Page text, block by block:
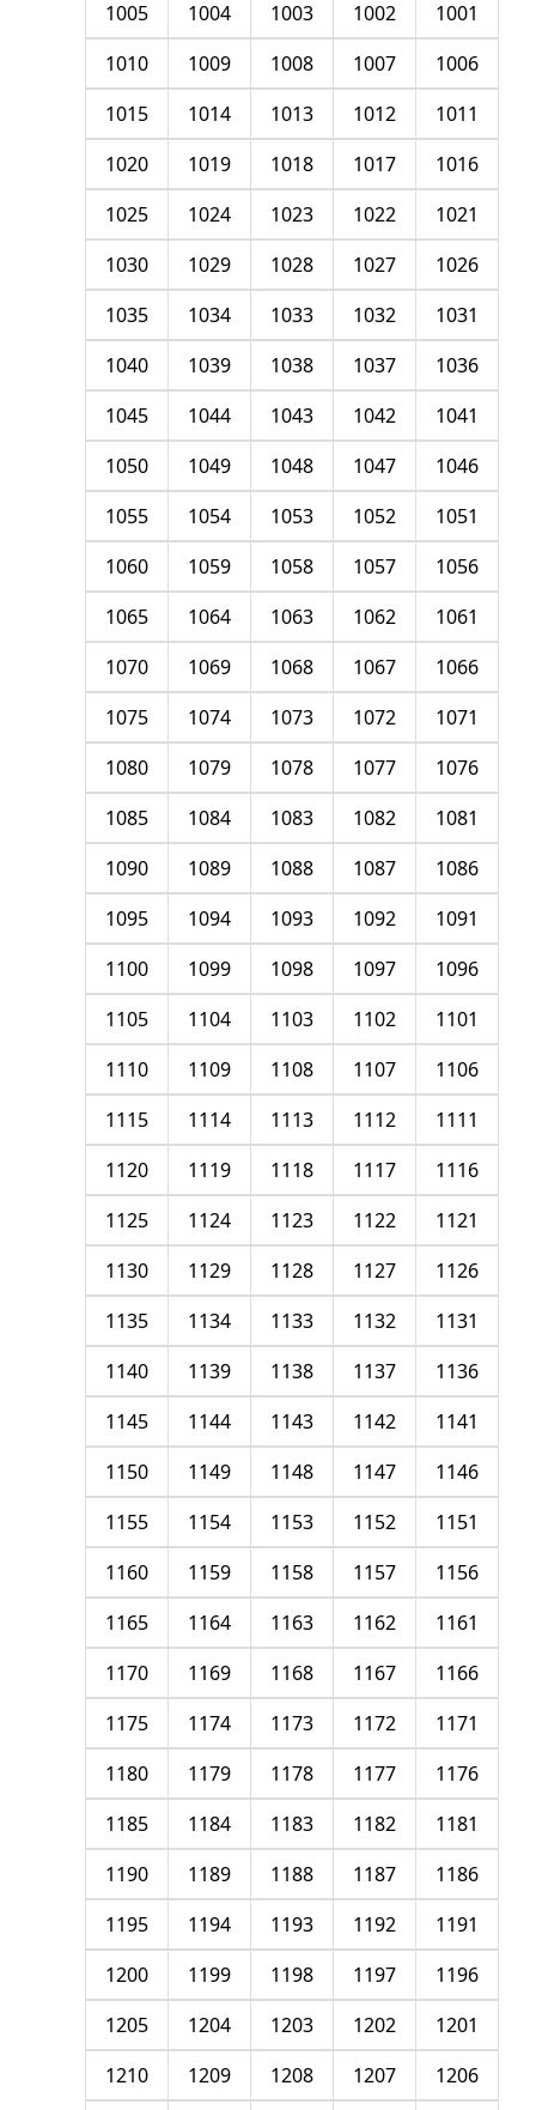
1001
1002
1003
1004
1005
1006
1007
1008
1009
1010
1011
1012
1013
1014
1015
1016
1017
1018
1019
1020
1021
1022
1023
1024
1025
1026
1027
1028
1029
1030
1031
1032
1033
1034
1035
1036
1037
1038
1039
1040
1041
1042
1043
1044
1045
1046
1047
1048
1049
1050
1051
1052
1053
1054
1055
1056
1057
1058
1059
1060
1061
1062
1063
1064
1065
1066
1067
1068
1069
1070
1071
1072
1073
1074
1075
1076
1077
1078
1079
1080
1081
1082
1083
1084
1085
1086
1087
1088
1089
1090
1091
1092
1093
1094
1095
1096
1097
1098
1099
1100
1101
1102
1103
1104
1105
1106
1107
1108
1109
1110
1111
1112
1113
1114
1115
1116
1117
1118
1119
1120
1121
1122
1123
1124
1125
1126
1127
1128
1129
1130
1131
1132
1133
1134
1135
1136
1137
1138
1139
1140
1141
1142
1143
1144
1145
1146
1147
1148
1149
1150
1151
1152
1153
1154
1155
1156
1157
1158
1159
1160
1161
1162
1163
1164
1165
1166
1167
1168
1169
1170
1171
1172
1173
1174
1175
1176
1177
1178
1179
1180
1181
1182
1183
1184
1185
1186
1187
1188
1189
1190
1191
1192
1193
1194
1195
1196
1197
1198
1199
1200
1201
1202
1203
1204
1205
1206
1207
1208
1209
1210